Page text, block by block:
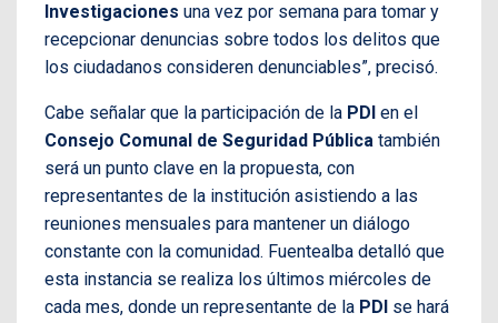
Investigaciones una vez por semana para tomar y
recepcionar denuncias sobre todos los delitos que
los ciudadanos consideren denunciables”, precisó.
Cabe señalar que la participación de la PDI en el
Consejo Comunal de Seguridad Pública también
será un punto clave en la propuesta, con
representantes de la institución asistiendo a las
reuniones mensuales para mantener un diálogo
constante con la comunidad. Fuentealba detalló que
esta instancia se realiza los últimos miércoles de
cada mes, donde un representante de la PDI se hará